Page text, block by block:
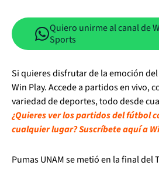
Quiero unirme al canal de
Sports
Si quieres disfrutar de la emoción
Win Play. Accede a partidos en vivo,
variedad de deportes, todo desde
¿Quieres ver los partidos del fútbol
cualquier lugar? Suscríbete aquí a
Pumas UNAM se metió en la final del